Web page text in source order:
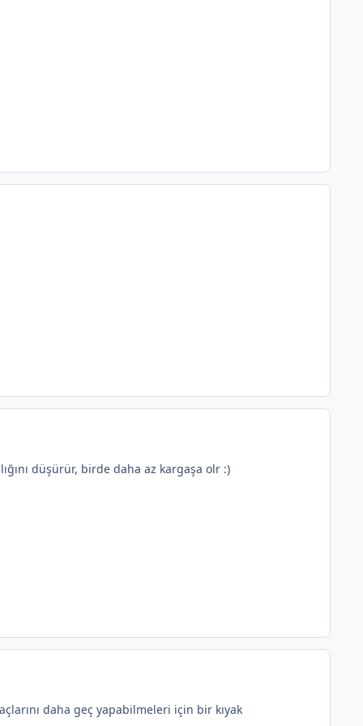
düşürür, birde daha az kargaşa olr :)
daha geç yapabilmeleri için bir kıyak